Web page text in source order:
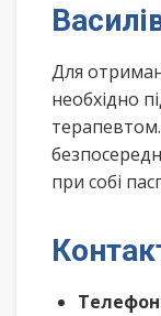
Для
необхідно
при собі